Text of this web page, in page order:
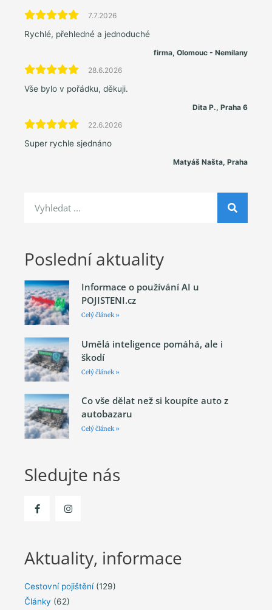
7.7.2026
Rychlé, přehledné a jednoduché
firma, Olomouc - Nemilany
28.6.2026
Vše bylo v pořádku, děkuji.
Dita P., Praha 6
22.6.2026
Super rychle sjednáno
Matyáš Našta, Praha
Poslední aktuality
Informace o používání AI u
POJISTENI.cz
Celý článek »
Umělá inteligence pomáhá, ale i
škodí
Celý článek »
Co vše dělat než si koupíte auto z
autobazaru
Celý článek »
Sledujte nás
Aktuality, informace
Cestovní pojištění(129)
Články (62)